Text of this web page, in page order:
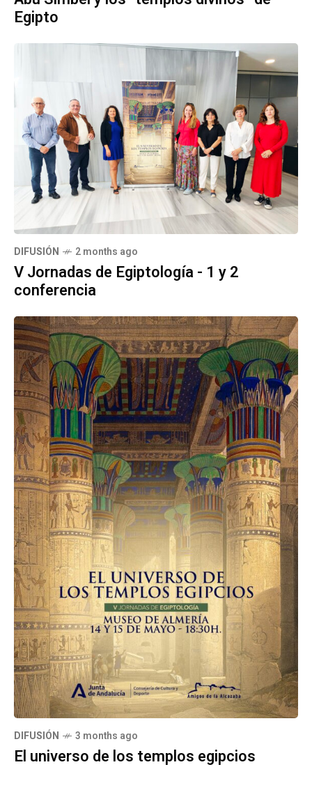
Egipto
DIFUSIÓN 2 months ago
V Jornadas de Egiptología - 1 y 2
conferencia
DIFUSIÓN 3 months ago
El universo de los templos egipcios